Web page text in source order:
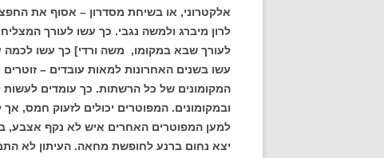
אלקטרוני, או בשיחת מסדרון – אסוף את
לרון מיברג ולמשה נגבי. כך עשו לעורך
עשו בשנים האחרונות למאות עובדים –
המקומונים של כל הרשתות. כך עומדים לעשות
ובמקומונים. המפוטרים יכולים לזעוק חמס,
למען המפוטרים האחרים איש לא נקף אצבע,
יצא נחום ברנע לחופשת מחאה. העיתון לא